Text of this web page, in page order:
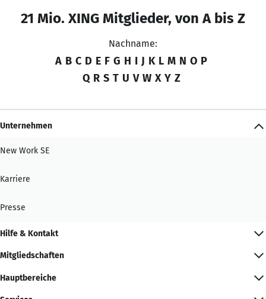
21 Mio. XING Mitglieder, von A bis Z
Nachname:
A B C D E F G H I J K L M N O P
Q R S T U V W X Y Z
Unternehmen
New Work SE
Karriere
Presse
Hilfe & Kontakt
Mitgliedschaften
Hauptbereiche